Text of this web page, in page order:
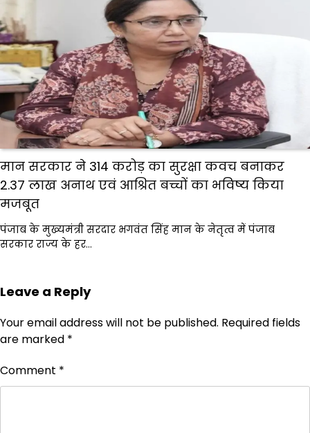
मान सरकार ने 314 करोड़ का सुरक्षा कवच बनाकर
2.37 लाख अनाथ एवं आश्रित बच्चों का भविष्य किया
मजबूत
पंजाब के मुख्यमंत्री सरदार भगवंत सिंह मान के नेतृत्व में पंजाब
सरकार राज्य के हर…
Leave a Reply
Your email address will not be published. Required fields
are marked *
Comment *